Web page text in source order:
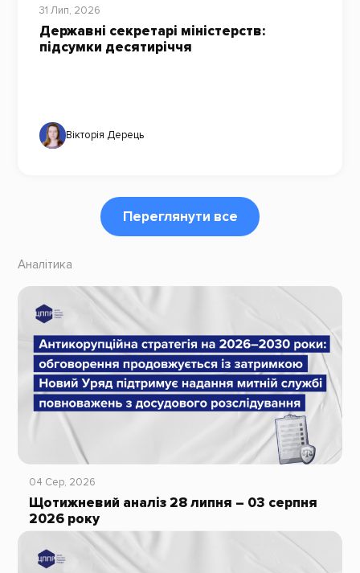
31 Лип, 2026
Державні секретарі міністерств:
підсумки десятиріччя
Вікторія Дерець
Переглянути все
Аналітика
04 Сер, 2026
Щотижневий аналіз 28 липня – 03 серпня
2026 року